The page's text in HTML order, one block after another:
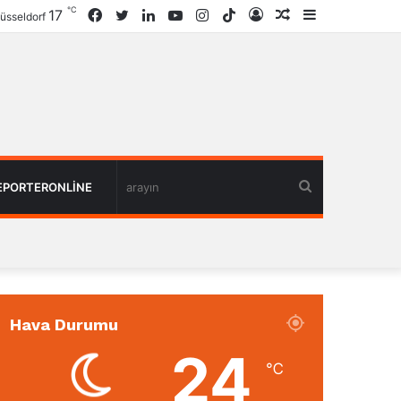
Rastgele
Giriş
TikTok
Instagram
YouTube
LinkedIn
Twitter
Facebook
17 ℃
Hava Durumu
24 ℃